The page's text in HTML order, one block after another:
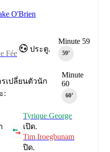
O'Brien
Minute 59
59‎’‎
ประตู.
Fée
Minute
60
60‎’‎
รเปลี่ยนตัวนัก
:
Tyrique George
เปิด.
Tim Iroegbunam
ปิด.